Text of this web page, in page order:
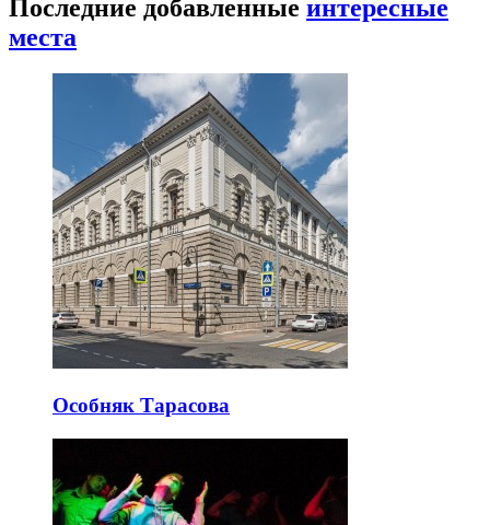
Последние добавленные интересные
места
Особняк Тарасова